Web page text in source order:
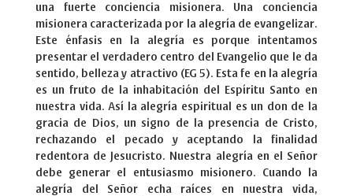
una fuerte conciencia misionera. Una conciencia
misionera caracterizada por la alegría de evangelizar.
Este énfasis en la alegría es porque intentamos
presentar el verdadero centro del Evangelio que le da
sentido, belleza y atractivo (EG 5). Esta fe en la alegría
es un fruto de la inhabitación del Espíritu Santo en
nuestra vida. Así la alegría espiritual es un don de la
gracia de Dios, un signo de la presencia de Cristo,
rechazando el pecado y aceptando la finalidad
redentora de Jesucristo. Nuestra alegría en el Señor
debe generar el entusiasmo misionero. Cuando la
alegría del Señor echa raíces en nuestra vida,